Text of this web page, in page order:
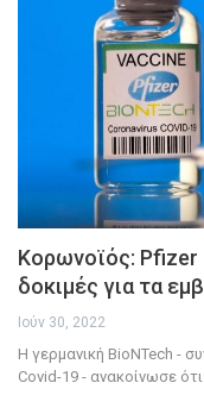
Kορωνοϊός: Pfizer
δοκιμές για τα
Ιούν 30, 2022
Η γερμανική BioNTech -
Covid-19 - ανακοίνωσε